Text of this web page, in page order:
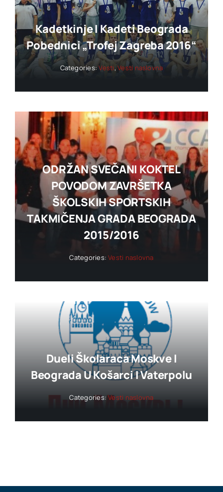
Kadetkinje I Kadeti Beograda
Pobednici „trofej Zagreba 2016“
Categories:Vesti,Vesti naslovna
ODRŽAN SVEČANI KOKTEL
POVODOM ZAVRŠETKA
ŠKOLSKIH SPORTSKIH
TAKMIČENJA GRADA BEOGRADA
2015/2016
Categories:Vesti naslovna
Dueli Školaraca Moskve I
Beograda U Košarci I Vaterpolu
Categories:Vesti naslovna